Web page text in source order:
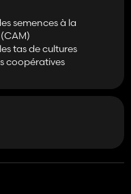
semences à la
tas de cultures
coopératives